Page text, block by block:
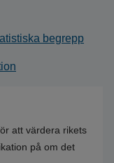
begrepp
att värdera rikets
på om det